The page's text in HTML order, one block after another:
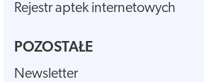
Rejestr aptek internetowych
POZOSTAŁE
Newsletter